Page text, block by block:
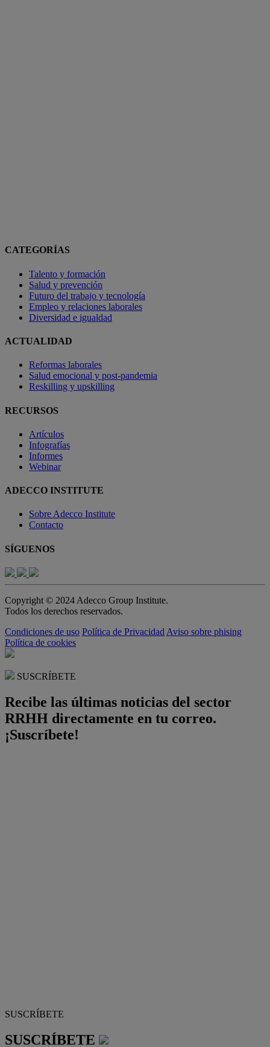
CATEGORÍAS
Talento y formación
Salud y prevención
Futuro del trabajo y tecnología
Empleo y relaciones laborales
Diversidad e igualdad
ACTUALIDAD
Reformas laborales
Salud emocional y post-pandemia
Reskilling y upskilling
RECURSOS
Artículos
Infografías
Informes
Webinar
ADECCO INSTITUTE
Sobre Adecco Institute
Contacto
SÍGUENOS
Copyright © 2024 Adecco Group Institute.
Todos los derechos reservados.
Condiciones de uso Política de Privacidad Aviso sobre phising
Política de cookies
SUSCRÍBETE
Recibe las últimas noticias del sector
RRHH directamente en tu correo.
¡Suscríbete!
SUSCRÍBETE
SUSCRÍBETE